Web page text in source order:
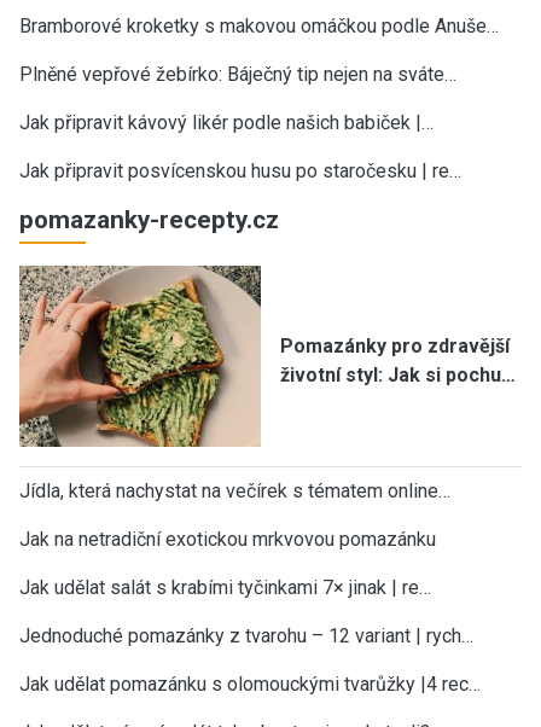
Bramborové kroketky s makovou omáčkou podle Anuše…
Plněné vepřové žebírko: Báječný tip nejen na sváte…
Jak připravit kávový likér podle našich babiček |…
Jak připravit posvícenskou husu po staročesku | re…
pomazanky-recepty.cz
Pomazánky pro zdravější
životní styl: Jak si pochu…
Jídla, která nachystat na večírek s tématem online…
Jak na netradiční exotickou mrkvovou pomazánku
Jak udělat salát s krabími tyčinkami 7× jinak | re…
Jednoduché pomazánky z tvarohu – 12 variant | rych…
Jak udělat pomazánku s olomouckými tvarůžky |4 rec…